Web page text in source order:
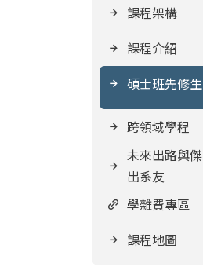
課程架構
課程介紹
碩士班先修生
跨領域學程
未來出路與傑
出系友
學雜費專區
課程地圖